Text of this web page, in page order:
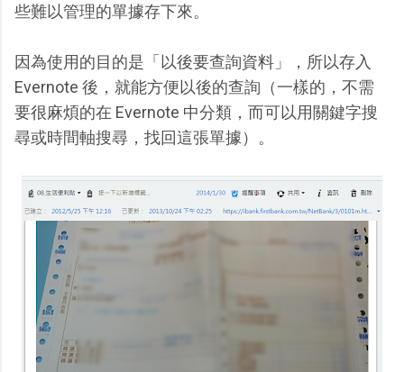
些難以管理的單據存下來。
因為使用的目的是「以後要查詢資料」，所以存入
Evernote 後，就能方便以後的查詢（一樣的，不需
要很麻煩的在 Evernote 中分類，而可以用關鍵字搜
尋或時間軸搜尋，找回這張單據）。